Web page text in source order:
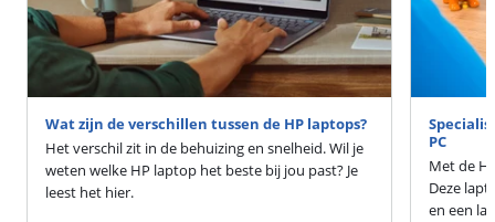
Wat zijn de verschillen tussen de HP laptops?
Het verschil zit in de behuizing en snelheid. Wil je
weten welke HP laptop het beste bij jou past? Je
leest het hier.
PC
Met de
Deze
en een